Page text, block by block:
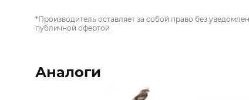
*Производитель оставляет за собой право без
публичной офертой
Аналоги